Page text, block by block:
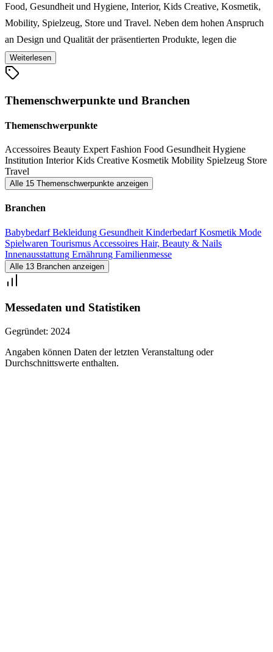
Food, Gesundheit und Hygiene, Interior, Kids Creative, Kosmetik,
Mobility, Spielzeug, Store und Travel. Neben dem hohen Anspruch
an Design und Qualität der präsentierten Produkte, legen die
Veranstalter der Familienmesse THE FAMILY CIRCLE besonderen
Wert auf nachhaltige Materialien. So werden die schönsten Marken
kuratiert. Ein spannendes und unterhaltsames Rahmenprogramm
informiert zudem in verschiedenen Vorträgen, Workshops und
Der Kids Creative Bereich bietet grenzenlose Kreativität und viel
Raum für Spiel & Spaß. Im Beauty Space finden Mamis jede
Menge Ideen rund um Hair, Make up und Styling und in der
Cooking Corner werden Inspirationen für gesunde Ernährung
interessierte Besucher Produkte, die Freude bringen, Innovationen
und Herzensdinge, die den neuen Lebensabschnitt als Familie noch
schöner machen.
Weiterlesen
Themenschwerpunkte und Branchen
Themenschwerpunkte
Accessoires Beauty Expert Fashion Food Gesundheit Hygiene
Institution InteriorKids Creative Kosmetik Mobility Spielzeug Store
Travel
Alle 15 Themenschwerpunkte anzeigen
Branchen
BabybedarfBekleidung Gesundheit KinderbedarfKosmetik Mode
Spielwaren Tourismus Accessoires Hair, Beauty & Nails
Innenausstattung Ernährung Familienmesse
Alle 13 Branchen anzeigen
Messedaten und Statistiken
Gegründet: 2024
Angaben können Daten der letzten Veranstaltung oder
Durchschnittswerte enthalten.